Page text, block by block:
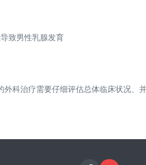
致男性乳腺发育
科治疗需要仔细评估总体临床状况、